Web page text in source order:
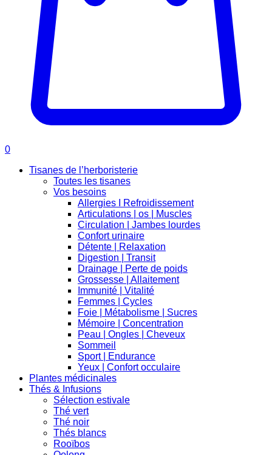
0
Tisanes de l’herboristerie
Toutes les tisanes
Vos besoins
Allergies I Refroidissement
Articulations | os | Muscles
Circulation | Jambes lourdes
Confort urinaire
Détente | Relaxation
Digestion | Transit
Drainage | Perte de poids
Grossesse | Allaitement
Immunité | Vitalité
Femmes | Cycles
Foie | Métabolisme | Sucres
Mémoire | Concentration
Peau | Ongles | Cheveux
Sommeil
Sport | Endurance
Yeux | Confort occulaire
Plantes médicinales
Thés & Infusions
Sélection estivale
Thé vert
Thé noir
Thés blancs
Rooïbos